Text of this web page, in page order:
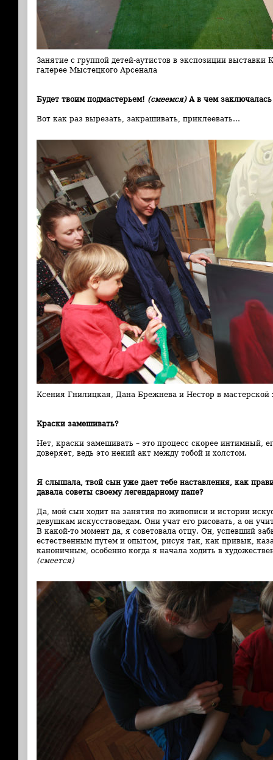
Занятие с группой детей-аутистов в экспозиции
галерее Мыстецкого Арсенала
Будет твоим подмастерьем! (смеемся)А в чем заключалась
Вот как раз вырезать, закрашивать, приклеевать…
Ксения Гнилицкая, Дана Брежнева и Нестор в
Краски замешивать?
Нет, краски замешивать – это процесс скорее интимный,
доверяет, ведь это некий акт между тобой и холстом.
Я слышала, твой сын уже дает тебе наставления, как
давала советы своему легендарному папе?
Да, мой сын ходит на занятия по живописи и истории
девушкам искусствоведам. Они учат его рисовать, а он
В какой-то момент да, я советовала отцу. Он, успевший
естественным путем и опытом, рисуя так, как привык,
каноничным, особенно когда я начала ходить в
(смеется)